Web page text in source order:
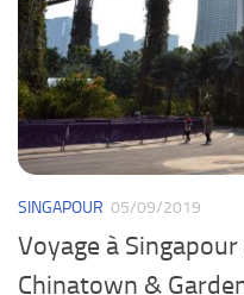
SINGAPOUR 05/09/2019
Voyage à
Chinatown &